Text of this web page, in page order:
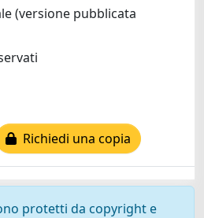
(versione pubblicata
Richiedi una copia
protetti da copyright e